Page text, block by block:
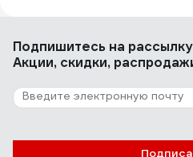
3 отзыва
Отзыв о Martika Маджико
Подпишитесь на рассылку
Акции, скидки,